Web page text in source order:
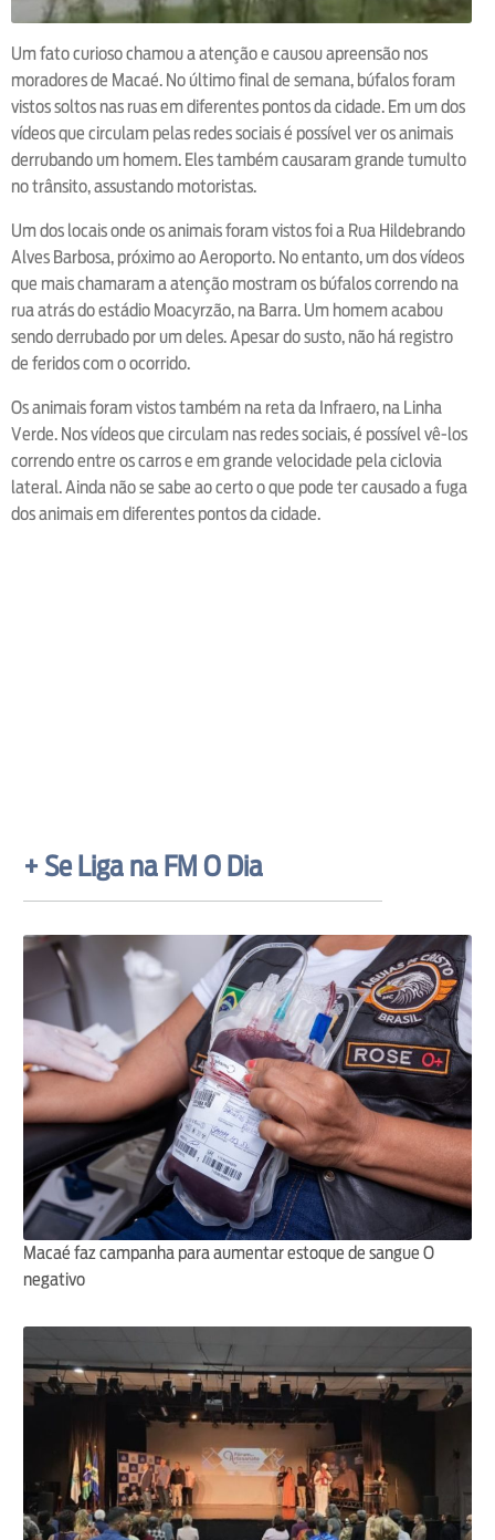
Um fato curioso chamou a atenção e causou apreensão nos
moradores de Macaé. No último final de semana, búfalos foram
vistos soltos nas ruas em diferentes pontos da cidade. Em um dos
vídeos que circulam pelas redes sociais é possível ver os animais
derrubando um homem. Eles também causaram grande tumulto
no trânsito, assustando motoristas.
Um dos locais onde os animais foram vistos foi a Rua Hildebrando
Alves Barbosa, próximo ao Aeroporto. No entanto, um dos vídeos
que mais chamaram a atenção mostram os búfalos correndo na
rua atrás do estádio Moacyrzão, na Barra. Um homem acabou
sendo derrubado por um deles. Apesar do susto, não há registro
de feridos com o ocorrido.
Os animais foram vistos também na reta da Infraero, na Linha
Verde. Nos vídeos que circulam nas redes sociais, é possível vê-los
correndo entre os carros e em grande velocidade pela ciclovia
lateral. Ainda não se sabe ao certo o que pode ter causado a fuga
dos animais em diferentes pontos da cidade.
+ Se Liga na FM O Dia
Macaé faz campanha para aumentar estoque de sangue O
negativo